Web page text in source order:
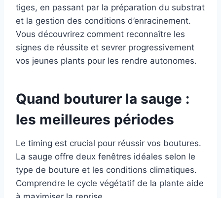
tiges, en passant par la préparation du substrat
et la gestion des conditions d’enracinement.
Vous découvrirez comment reconnaître les
signes de réussite et sevrer progressivement
vos jeunes plants pour les rendre autonomes.
Quand bouturer la sauge :
les meilleures périodes
Le timing est crucial pour réussir vos boutures.
La sauge offre deux fenêtres idéales selon le
type de bouture et les conditions climatiques.
Comprendre le cycle végétatif de la plante aide